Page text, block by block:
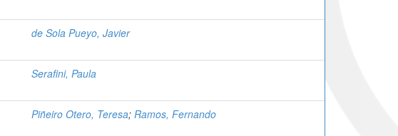
de Sola Pueyo, Javier
Serafini, Paula
Piñeiro Otero, Teresa; Ramos, Fernando